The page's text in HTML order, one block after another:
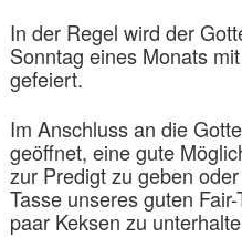
In der Regel wird der
Sonntag eines Monats
gefeiert.
Im Anschluss an die
geöffnet, eine gute
zur Predigt zu geben
Tasse unseres guten
paar Keksen zu